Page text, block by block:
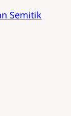
Semitik